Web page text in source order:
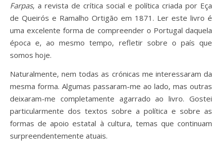
Farpas, a revista de crítica social e política criada por Eça
de Queirós e Ramalho Ortigão em 1871. Ler este livro é
uma excelente forma de compreender o Portugal daquela
época e, ao mesmo tempo, refletir sobre o país que
somos hoje.
Naturalmente, nem todas as crónicas me interessaram da
mesma forma. Algumas passaram-me ao lado, mas outras
deixaram-me completamente agarrado ao livro. Gostei
particularmente dos textos sobre a política e sobre as
formas de apoio estatal à cultura, temas que continuam
surpreendentemente atuais.